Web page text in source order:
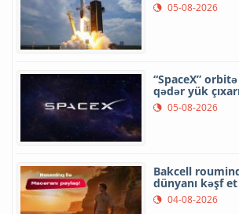
05-08-2026
“SpaceX”
qədər yük
05-08-2026
Bakcell
dünyanı kəşf et
04-08-2026